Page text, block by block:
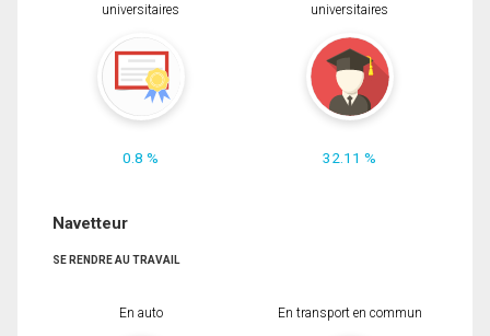
universitaires
0.8 %
universitaires
32.11 %
Navetteur
SE RENDRE AU TRAVAIL
En auto En transport en commun